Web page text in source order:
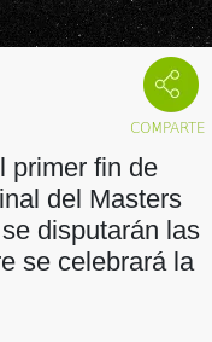
primer fin de
del Masters
disputarán las
se celebrará la